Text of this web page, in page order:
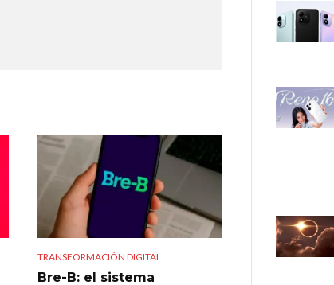
TRANSFORMACIÓN DIGITAL
Bre-B: el sistema